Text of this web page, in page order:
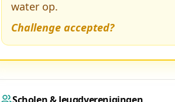
water op.
Challenge accepted?